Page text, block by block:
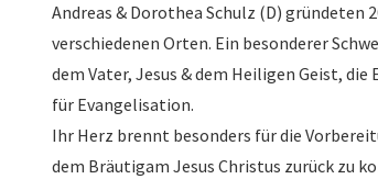
Andreas & Dorothea Schulz (D) gründeten
verschiedenen Orten. Ein besonderer
dem Vater, Jesus & dem Heiligen Geist,
für Evangelisation.
Ihr Herz brennt besonders für die
dem Bräutigam Jesus Christus zurück zu